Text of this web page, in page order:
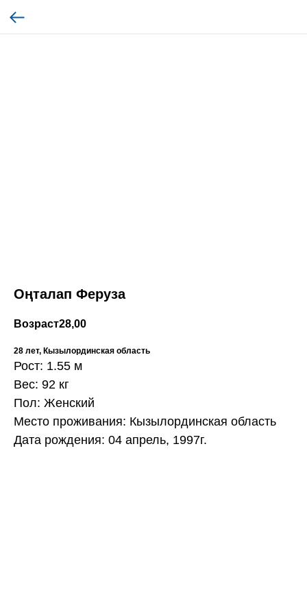
Оңталап Феруза
Возраст28,00
28 лет, Кызылординская область
Рост: 1.55 м
Вес: 92 кг
Пол: Женский
Место проживания: Кызылординская область
Дата рождения: 04 апрель, 1997г.